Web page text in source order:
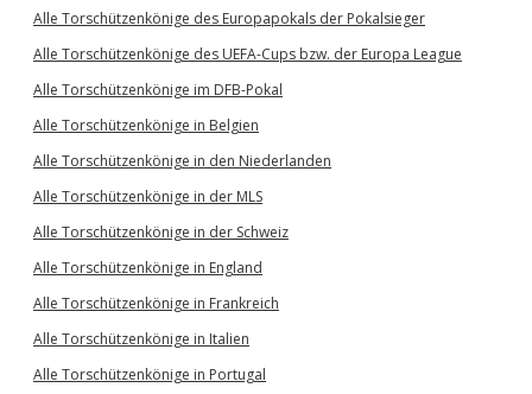
Alle Torschützenkönige des Europapokals der Pokalsieger
Alle Torschützenkönige des UEFA-Cups bzw. der Europa League
Alle Torschützenkönige im DFB-Pokal
Alle Torschützenkönige in Belgien
Alle Torschützenkönige in den Niederlanden
Alle Torschützenkönige in der MLS
Alle Torschützenkönige in der Schweiz
Alle Torschützenkönige in England
Alle Torschützenkönige in Frankreich
Alle Torschützenkönige in Italien
Alle Torschützenkönige in Portugal